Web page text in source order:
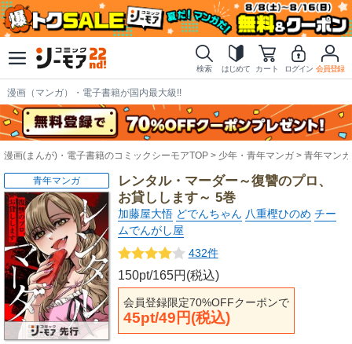
検索 はじめて カート ログイン 会員登録
漫画（マンガ）・電子書籍が国内最大級!!
漫画(まんが)・電子書籍のコミックシーモアTOP 少年・青年マンガ 青年マンガ
レンタル・マーダー～復讐のプロ、
お貸しします～ 5巻
加藤屋大悟 どでんちゃん 八重樫ひのめ チー
ムでんがし屋
432件
150pt/165円(税込)
会員登録限定70%OFFクーポンで
45pt/49円(税込)
青年マンガ